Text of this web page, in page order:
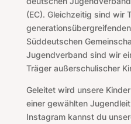
(EC). Gleichzeitig sind wir
Süddeutschen
Jugendverband sind wir
Träger außerschulischer
Geleitet wird unsere
einer gewählten
Instagram kannst du